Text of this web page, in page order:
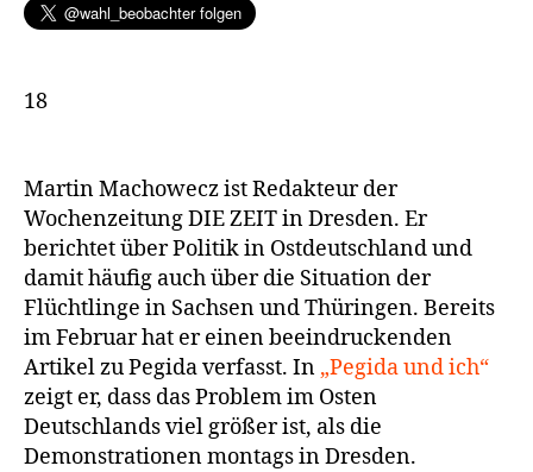
18
Martin Machowecz ist Redakteur der
Wochenzeitung DIE ZEIT in Dresden. Er
berichtet über Politik in Ostdeutschland und
damit häufig auch über die Situation der
Flüchtlinge in Sachsen und Thüringen. Bereits
im Februar hat er einen beeindruckenden
Artikel zu Pegida verfasst. In „Pegida und ich“
zeigt er, dass das Problem im Osten
Deutschlands viel größer ist, als die
Demonstrationen montags in Dresden.